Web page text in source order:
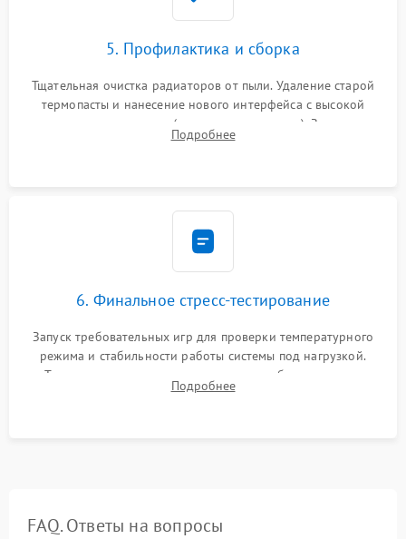
5. Профилактика и сборка
Тщательная очистка радиаторов от пыли. Удаление старой
термопасты и нанесение нового интерфейса с высокой
теплопроводностью (или жидкого металла). Замена
термопрокладок. Аккуратная сборка консоли и подключение
Подробнее
6. Финальное стресс-тестирование
Запуск требовательных игр для проверки температурного
режима и стабильности работы системы под нагрузкой.
Тестирование привода, синхронизации беспроводных
геймпадов, выхода в сеть и выдачи изображения без
Подробнее
FAQ. Ответы на вопросы